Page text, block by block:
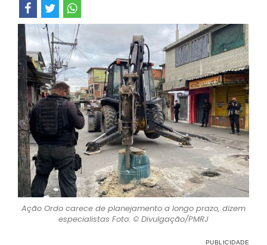
Ação Ordo carece de planejamento a longo prazo, dizem
especialistas Foto: © Divulgação/PMRJ